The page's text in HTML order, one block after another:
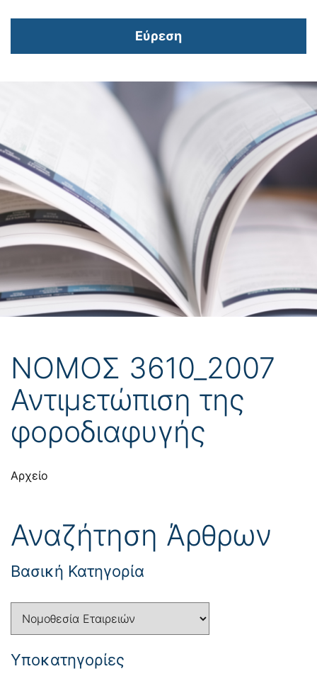
Εύρεση
ΝΟΜΟΣ 3610_2007
Αντιμετώπιση της
φοροδιαφυγής
Αρχείο
Αναζήτηση Άρθρων
Βασική Κατηγορία
Yποκατηγορίες